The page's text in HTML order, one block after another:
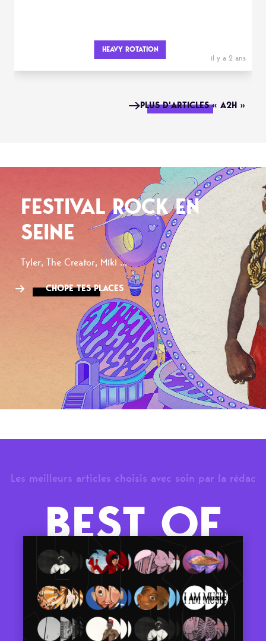
HEAVY ROTATION
il y a 2 ans
PLUS D'ARTICLES « A2H »
FESTIVAL ROCK EN
SEINE
Tyler, The Creator, Miki ...
CHOPE TES PLACES
Les meilleurs articles choisis avec soin par la rédac
BEST OF